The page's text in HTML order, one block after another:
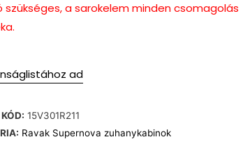
a sarokelem minden csomagolás
ad
15V301R211
Ravak Supernova zuhanykabinok